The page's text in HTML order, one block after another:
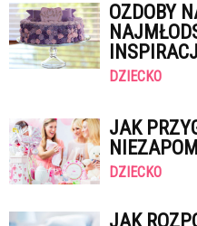
OZDOBY
DZIECKO
JAK
DZIECKO
JAK